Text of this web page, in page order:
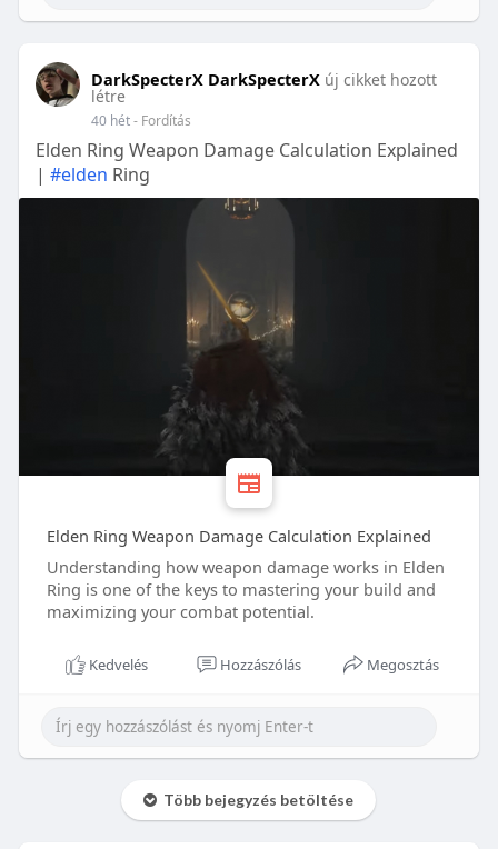
DarkSpecterX DarkSpecterX új cikket hozott
létre
40 hét- Fordítás
Elden Ring Weapon Damage Calculation Explained
| #elden Ring
Elden Ring Weapon Damage Calculation Explained
Understanding how weapon damage works in Elden
Ring is one of the keys to mastering your build and
maximizing your combat potential.
Kedvelés Hozzászólás Megosztás
Több bejegyzés betöltése